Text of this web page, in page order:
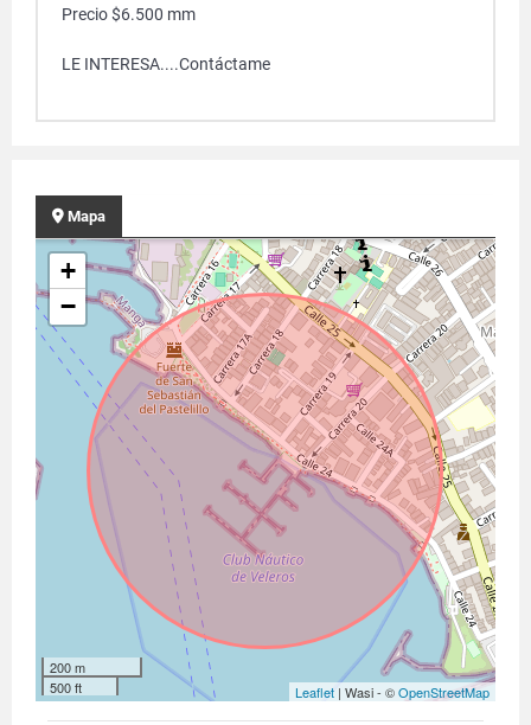
Precio $6.500 mm
LE INTERESA....Contáctame
Mapa
+
−
200 m
500 ft
Leaflet | Wasi - ©OpenStreetMap